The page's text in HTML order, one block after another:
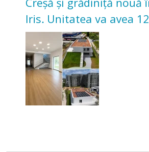
Iris. Unitatea va avea
pentru copii